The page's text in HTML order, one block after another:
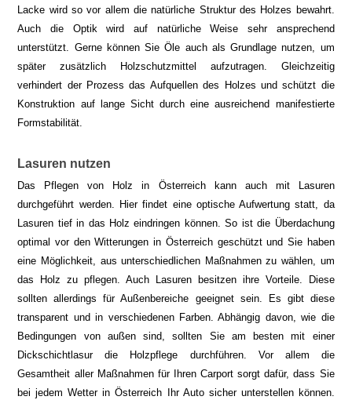
Lacke wird so vor allem die natürliche Struktur des Holzes bewahrt.
Auch die Optik wird auf natürliche Weise sehr ansprechend
unterstützt. Gerne können Sie Öle auch als Grundlage nutzen, um
später zusätzlich Holzschutzmittel aufzutragen. Gleichzeitig
verhindert der Prozess das Aufquellen des Holzes und schützt die
Konstruktion auf lange Sicht durch eine ausreichend manifestierte
Formstabilität.
Lasuren nutzen
Das Pflegen von Holz in Österreich kann auch mit Lasuren
durchgeführt werden. Hier findet eine optische Aufwertung statt, da
Lasuren tief in das Holz eindringen können. So ist die Überdachung
optimal vor den Witterungen in Österreich geschützt und Sie haben
eine Möglichkeit, aus unterschiedlichen Maßnahmen zu wählen, um
das Holz zu pflegen. Auch Lasuren besitzen ihre Vorteile. Diese
sollten allerdings für Außenbereiche geeignet sein. Es gibt diese
transparent und in verschiedenen Farben. Abhängig davon, wie die
Bedingungen von außen sind, sollten Sie am besten mit einer
Dickschichtlasur die Holzpflege durchführen. Vor allem die
Gesamtheit aller Maßnahmen für Ihren Carport sorgt dafür, dass Sie
bei jedem Wetter in Österreich Ihr Auto sicher unterstellen können.